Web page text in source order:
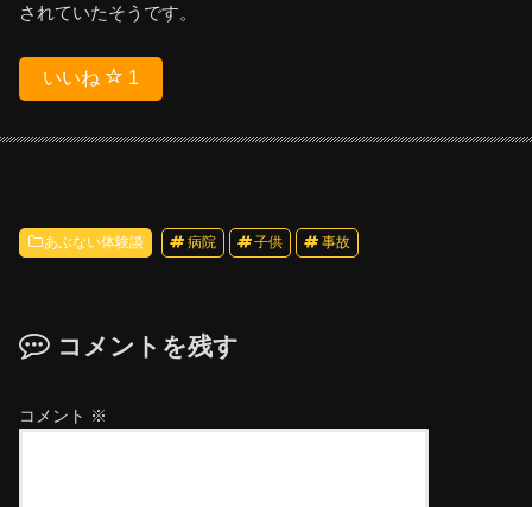
されていたそうです。
いいね 1
あぶない体験談 病院 子供 事故
コメントを残す
コメント ※